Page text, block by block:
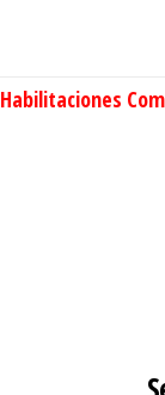
Habilitaciones